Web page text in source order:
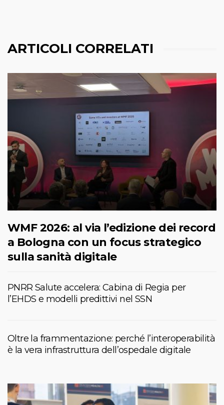
ARTICOLI CORRELATI
WMF 2026: al via l’edizione dei record
a Bologna con un focus strategico
sulla sanità digitale
PNRR Salute accelera: Cabina di Regia per
l’EHDS e modelli predittivi nel SSN
Oltre la frammentazione: perché l’interoperabilità
è la vera infrastruttura dell’ospedale digitale